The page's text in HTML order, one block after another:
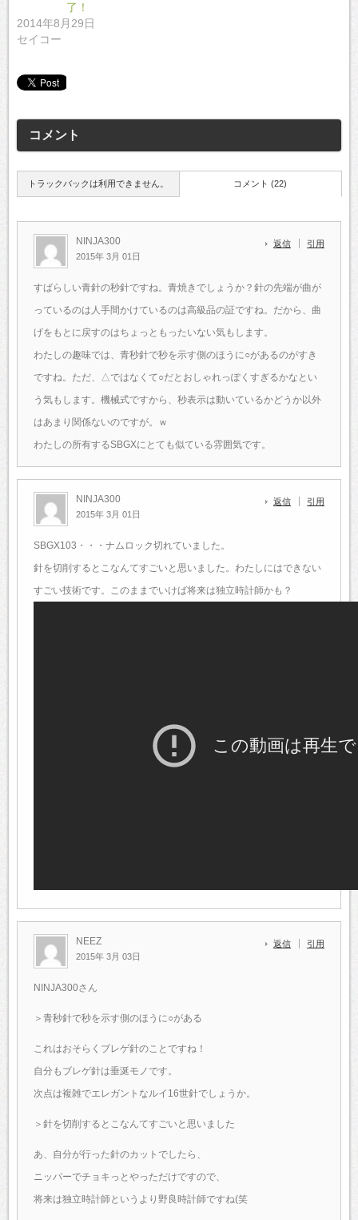
了！
2014年8月29日
セイコー
コメント
トラックバックは利用できません。 コメント (22)
NINJA300
2015年 3月 01日
返信 引用
すばらしい青針の秒針ですね。青焼きでしょうか？針の先端が曲が
っているのは人手間かけているのは高級品の証ですね。だから、曲
げをもとに戻すのはちょっともったいない気もします。
わたしの趣味では、青秒針で秒を示す側のほうに○があるのがすき
ですね。ただ、△ではなくて○だとおしゃれっぽくすぎるかなとい
う気もします。機械式ですから、秒表示は動いているかどうか以外
はあまり関係ないのですが。ｗ
わたしの所有するSBGXにとても似ている雰囲気です。
NINJA300
2015年 3月 01日
返信 引用
SBGX103・・・ナムロック切れていました。
針を切削するとこなんてすごいと思いました。わたしにはできない
すごい技術です。このままでいけば将来は独立時計師かも？
NEEZ
2015年 3月 03日
返信 引用
NINJA300さん
＞青秒針で秒を示す側のほうに○がある
これはおそらくブレゲ針のことですね！
自分もブレゲ針は垂涎モノです。
次点は複雑でエレガントなルイ16世針でしょうか。
＞針を切削するとこなんてすごいと思いました
あ、自分が行った針のカットでしたら、
ニッパーでチョキっとやっただけですので、
将来は独立時計師というより野良時計師ですね(笑